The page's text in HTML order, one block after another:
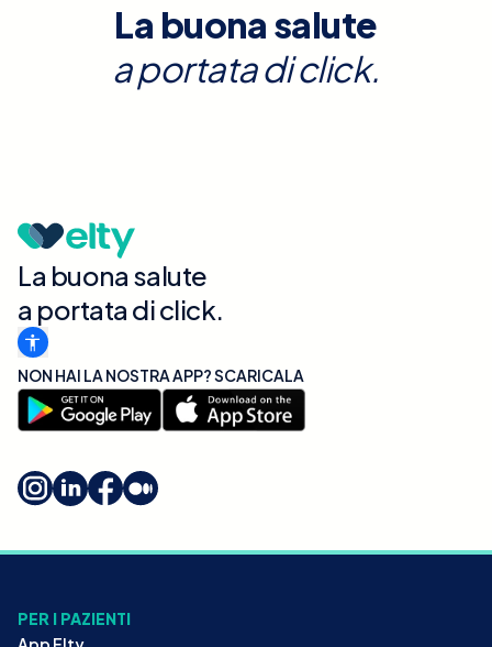
La buona salute
a portata di click.
La buona salute
a portata di click.
NON HAI LA NOSTRA APP? SCARICALA
PER I PAZIENTI